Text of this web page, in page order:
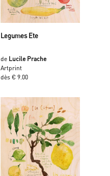
Legumes Ete
de Lucile Prache
Artprint
dès € 9.00